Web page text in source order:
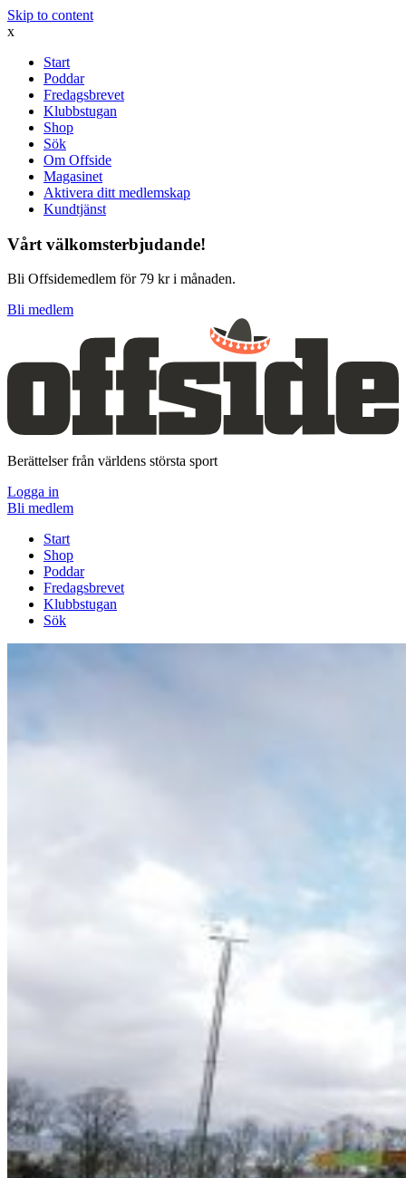
Skip to content
x
Start
Poddar
Fredagsbrevet
Klubbstugan
Shop
Sök
Om Offside
Magasinet
Aktivera ditt medlemskap
Kundtjänst
Vårt välkomsterbjudande!
Bli Offsidemedlem för 79 kr i månaden.
Bli medlem
Berättelser från världens största sport
Logga in
Bli medlem
Start
Shop
Poddar
Fredagsbrevet
Klubbstugan
Sök